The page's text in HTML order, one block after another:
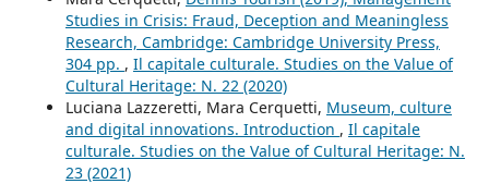
Studies in Crisis: Fraud, Deception and Meaningless
Research, Cambridge: Cambridge University Press,
304 pp. , Il capitale culturale. Studies on the Value of
Cultural Heritage: N. 22 (2020)
Luciana Lazzeretti, Mara Cerquetti, Museum, culture
and digital innovations. Introduction , Il capitale
culturale. Studies on the Value of Cultural Heritage: N.
23 (2021)